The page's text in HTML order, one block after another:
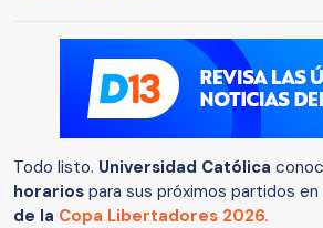
Todo listo. Universidad Católica
horarios para sus próximos partidos en
de la Copa Libertadores 2026.